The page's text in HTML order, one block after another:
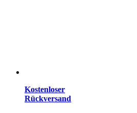
Kostenloser
Rückversand